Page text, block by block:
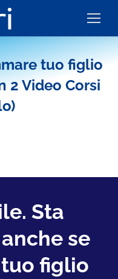
tuo figlio
2 Video Corsi
Sta
se
figlio